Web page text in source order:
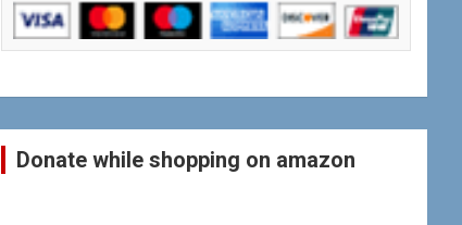
Donate while shopping on amazon